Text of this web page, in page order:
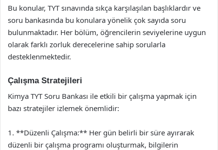
Bu konular, TYT sınavında sıkça karşılaşılan başlıklardır ve
soru bankasında bu konulara yönelik çok sayıda soru
bulunmaktadır. Her bölüm, öğrencilerin seviyelerine uygun
olarak farklı zorluk derecelerine sahip sorularla
desteklenmektedir.
Çalışma Stratejileri
Kimya TYT Soru Bankası ile etkili bir çalışma yapmak için
bazı stratejiler izlemek önemlidir:
1. **Düzenli Çalışma:** Her gün belirli bir süre ayırarak
düzenli bir çalışma programı oluşturmak, bilgilerin